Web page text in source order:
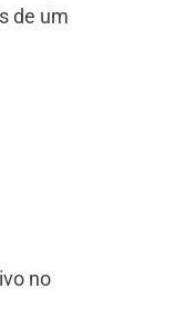
de um
no